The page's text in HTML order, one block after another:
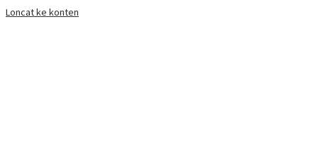
Loncat ke konten